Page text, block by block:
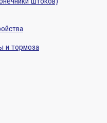
и тормоза